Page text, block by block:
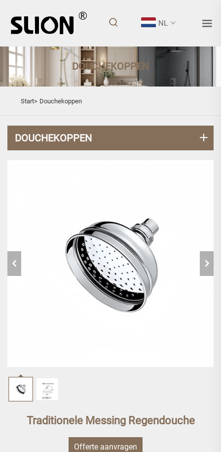
NL
DOUCHEKOPPEN
Start> Douchekoppen
DOUCHEKOPPEN
Traditionele Messing Regendouche
Offerte aanvragen